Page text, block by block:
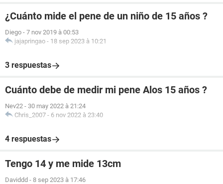
¿Cuánto mide el pene de un niño de 15 años ?
Diego - 7 nov 2019 à 00:53
jajapringao - 18 sep 2023 à 10:21
3 respuestas
Cuánto debe de medir mi pene Alos 15 años ?
Nev22 - 30 may 2022 à 21:24
Chris_2007 - 6 nov 2022 à 23:40
4 respuestas
Tengo 14 y me mide 13cm
Daviddd - 8 sep 2023 à 17:46